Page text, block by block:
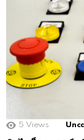
5 Views